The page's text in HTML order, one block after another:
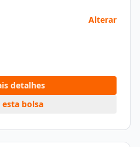
Alterar
detalhes
bolsa